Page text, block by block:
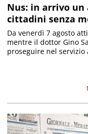
Nus: in arrivo
cittadini senza
Da venerdì 7 agosto
mentre il dottor Gino
proseguire nel servizio